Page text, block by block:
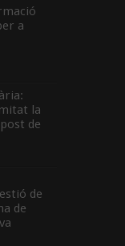
a
la
de
de
de